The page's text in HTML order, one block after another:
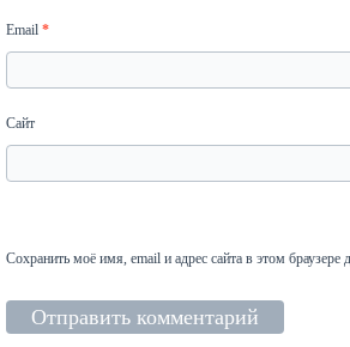
Email *
Сайт
Сохранить моё имя, email и адрес сайта в этом